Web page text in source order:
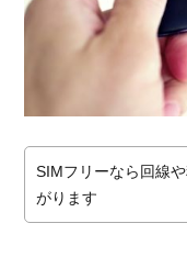
理
由
1.1.
SIMフリーなら回線
がります